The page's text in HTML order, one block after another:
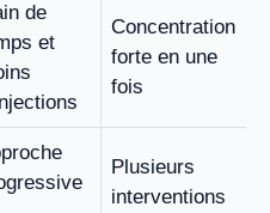
de
et
Concentration
forte en une
fois
Plusieurs
interventions